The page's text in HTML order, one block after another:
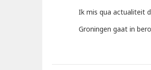
Ik mis qua actualiteit
Groningen gaat in